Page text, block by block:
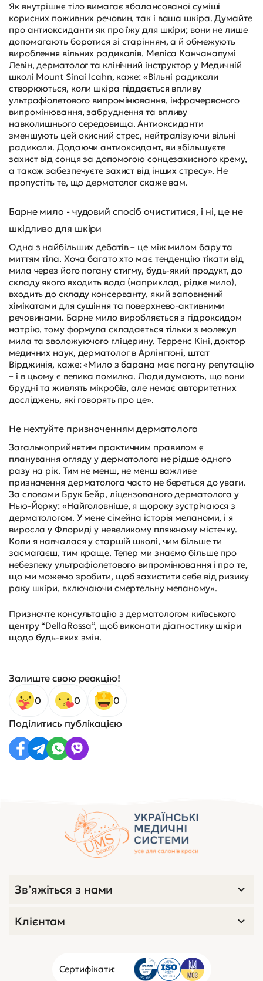
Як внутрішнє тіло вимагає збалансованої суміші
корисних поживних речовин, так і ваша шкіра. Думайте
про антиоксиданти як про їжу для шкіри; вони не лише
допомагають боротися зі старінням, а й обмежують
вироблення вільних радикалів. Меліса Канчанапумі
Левін, дерматолог та клінічний інструктор у Медичній
школі Mount Sinai Icahn, каже: «Вільні радикали
створюються, коли шкіра піддається впливу
ультрафіолетового випромінювання, інфрачервоного
випромінювання, забруднення та впливу
навколишнього середовища. Антиоксиданти
зменшують цей окисний стрес, нейтралізуючи вільні
радикали. Додаючи антиоксидант, ви збільшуєте
захист від сонця за допомогою сонцезахисного крему,
а також забезпечуєте захист від інших стресу». Не
пропустіть те, що дерматолог скаже вам.
Барне мило - чудовий спосіб очиститися, і ні, це не
шкідливо для шкіри
Одна з найбільших дебатів – це між милом бару та
миттям тіла. Хоча багато хто має тенденцію тікати від
мила через його погану стигму, будь-який продукт, до
складу якого входить вода (наприклад, рідке мило),
входить до складу консерванту, який заповнений
хімікатами для сушіння та поверхнево-активними
речовинами. Барне мило виробляється з гідроксидом
натрію, тому формула складається тільки з молекул
мила та зволожуючого гліцерину. Терренс Кіні, доктор
медичних наук, дерматолог в Арлінгтоні, штат
Вірджинія, каже: «Мило з барана має погану репутацію
– і в цьому є велика помилка. Люди думають, що вони
брудні та живлять мікробів, але немає авторитетних
досліджень, які говорять про це».
Не нехтуйте призначенням дерматолога
Загальноприйнятим практичним правилом є
планування огляду у дерматолога не рідше одного
разу на рік. Тим не менш, не менш важливе
призначення дерматолога часто не береться до уваги.
За словами Брук Бейр, ліцензованого дерматолога у
Нью-Йорку: «Найголовніше, я щороку зустрічаюся з
дерматологом. У мене сімейна історія меланоми, і я
виросла у Флориді у невеликому пляжному містечку.
Коли я навчалася у старшій школі, чим більше ти
засмагаєш, тим краще. Тепер ми знаємо більше про
небезпеку ультрафіолетового випромінювання і про те,
що ми можемо зробити, щоб захистити себе від ризику
раку шкіри, включаючи смертельну меланому».
Призначте консультацію з дерматологом київського
центру “DellaRossa”, щоб виконати діагностику шкіри
щодо будь-яких змін.
Залиште свою реакцію!
0
0
0
Поділитись публікацією
Сертифікати:
Зв’яжіться з нами
Клієнтам